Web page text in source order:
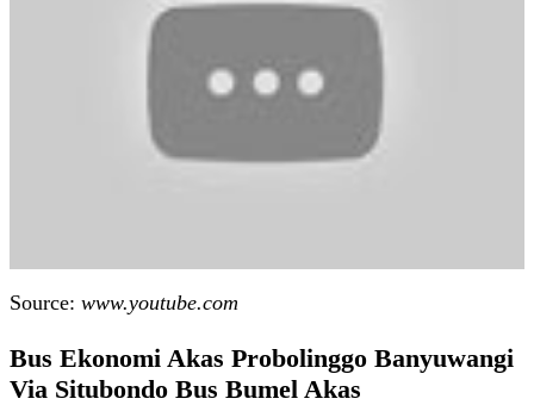
Source: www.youtube.com
Bus Ekonomi Akas Probolinggo Banyuwangi
Via Situbondo Bus Bumel Akas